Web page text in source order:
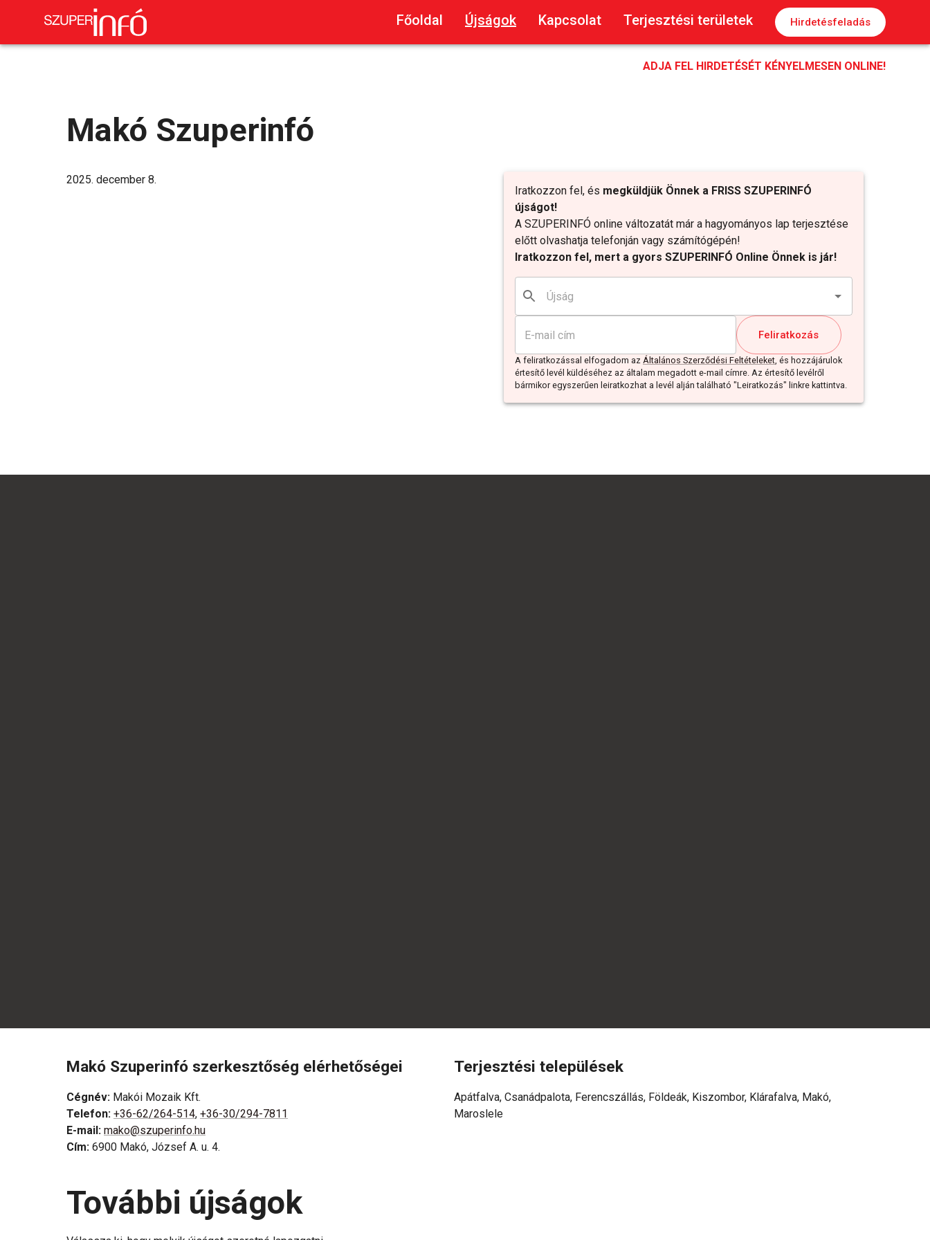
Főoldal Újságok Kapcsolat Terjesztési területek Hirdetésfeladás
ADJA FEL HIRDETÉSÉT KÉNYELMESEN ONLINE!
Makó Szuperinfó
Iratkozzon fel, és megküldjük Önnek a FRISS SZUPERINFÓ
újságot!
A SZUPERINFÓ online változatát már a hagyományos lap terjesztése
előtt olvashatja telefonján vagy számítógépén!
Iratkozzon fel, mert a gyors SZUPERINFÓ Online Önnek is jár!
Feliratkozás
A feliratkozással elfogadom az Általános Szerződési Feltételeket, és hozzájárulok
értesítő levél küldéséhez az általam megadott e-mail címre. Az értesítő levélről
bármikor egyszerűen leiratkozhat a levél alján található "Leiratkozás" linkre kattintva.
2025. december 8.
Makó Szuperinfó szerkesztőség elérhetőségei
Cégnév: Makói Mozaik Kft.
Telefon: +36-62/264-514, +36-30/294-7811
E-mail: mako@szuperinfo.hu
Cím: 6900 Makó, József A. u. 4.
Terjesztési települések
Apátfalva, Csanádpalota, Ferencszállás, Földeák, Kiszombor, Klárafalva, Makó,
Maroslele
További újságok